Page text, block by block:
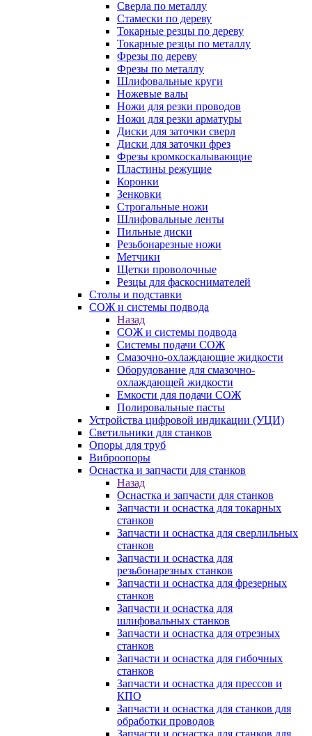
Сверла по металлу
Стамески по дереву
Токарные резцы по дереву
Токарные резцы по металлу
Фрезы по дереву
Фрезы по металлу
Шлифовальные круги
Ножевые валы
Ножи для резки проводов
Ножи для резки арматуры
Диски для заточки сверл
Диски для заточки фрез
Фрезы кромкоскалывающие
Пластины режущие
Коронки
Зенковки
Строгальные ножи
Шлифовальные ленты
Пильные диски
Резьбонарезные ножи
Метчики
Щетки проволочные
Резцы для фаскоснимателей
Столы и подставки
СОЖ и системы подвода
Назад
СОЖ и системы подвода
Системы подачи СОЖ
Смазочно-охлаждающие жидкости
Оборудование для смазочно-
охлаждающей жидкости
Емкости для подачи СОЖ
Полировальные пасты
Устройства цифровой индикации (УЦИ)
Светильники для станков
Опоры для труб
Виброопоры
Оснастка и запчасти для станков
Назад
Оснастка и запчасти для станков
Запчасти и оснастка для токарных
станков
Запчасти и оснастка для сверлильных
станков
Запчасти и оснастка для
резьбонарезных станков
Запчасти и оснастка для фрезерных
станков
Запчасти и оснастка для
шлифовальных станков
Запчасти и оснастка для отрезных
станков
Запчасти и оснастка для гибочных
станков
Запчасти и оснастка для прессов и
КПО
Запчасти и оснастка для станков для
обработки проводов
Запчасти и оснастка для станков для